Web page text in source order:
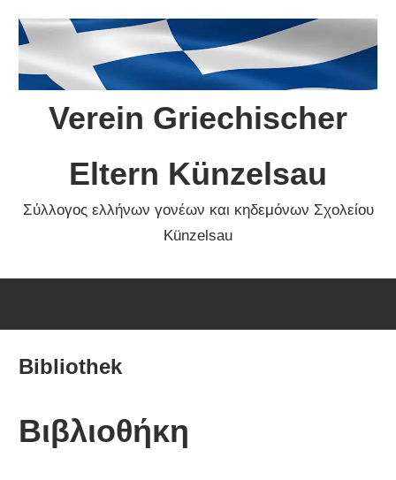
Inhalt
springen
Verein Griechischer
Eltern Künzelsau
Σύλλογος ελλήνων γονέων και κηδεμόνων Σχολείου
Künzelsau
Bibliothek
Βιβλιοθήκη